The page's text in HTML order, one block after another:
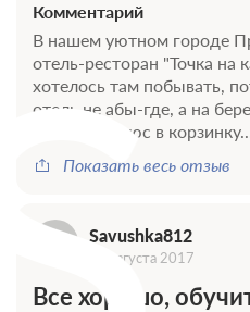
Комментарий
В нашем уютном городе
отель-ресторан "Точка на
хотелось там побывать,
отель не абы-где, а на
большой плюс в
Показать весь отзыв
Savushka812
13 августа 2017
Все хорошо,